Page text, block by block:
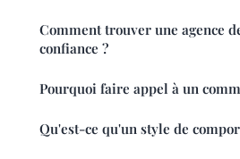
Comment trouver une agence
confiance ?
Pourquoi faire appel à un
Qu'est-ce qu'un style de